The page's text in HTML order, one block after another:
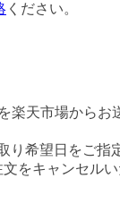
ください。
天市場からお
希望日をご指
をキャンセルい